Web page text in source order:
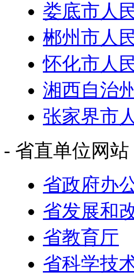
娄底市人
郴州市人
怀化市人
湘西自治
张家界市
- 省直单位网站
省政府办
省发展和
省教育厅
省科学技